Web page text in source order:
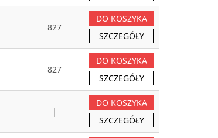
827
DO KOSZYKA
SZCZEGÓŁY
827
DO KOSZYKA
SZCZEGÓŁY
|
DO KOSZYKA
SZCZEGÓŁY